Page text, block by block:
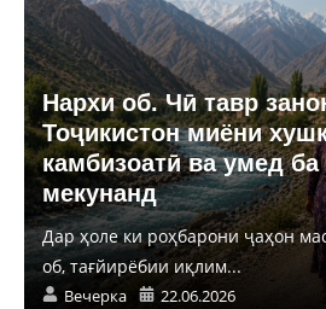
Нархи об. Чӣ тавр
Тоҷикистон миёни
камбизоатӣ ва умед ба
мекунанд
Дар ҳоле ки роҳбарони ҷаҳон
об, тағйирёбии иқлим...
Вечерка 22.06.2026